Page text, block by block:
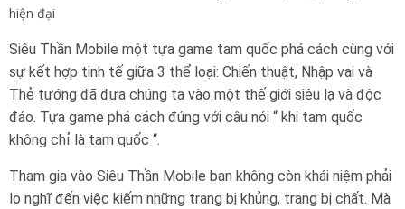
hiện đại
Siêu Thần Mobile một tựa game tam quốc phá cách cùng với
sự kết hợp tinh tế giữa 3 thể loại: Chiến thuật, Nhập vai và
Thẻ tướng đã đưa chúng ta vào một thế giới siêu lạ và độc
đáo. Tựa game phá cách đúng với câu nói “ khi tam quốc
không chỉ là tam quốc “.
Tham gia vào Siêu Thần Mobile bạn không còn khái niệm phải
lo nghĩ đến việc kiếm những trang bị khủng, trang bị chất. Mà